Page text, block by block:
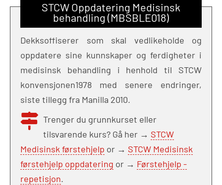
STCW Oppdatering Medisinsk
behandling (MBSBLE018)
Dekksoffiserer som skal vedlikeholde og
oppdatere sine kunnskaper og ferdigheter i
medisinsk behandling i henhold til STCW
konvensjonen1978 med senere endringer,
siste tillegg fra Manilla 2010.
Trenger du grunnkurset eller
tilsvarende kurs? Gå her → STCW
Medisinsk førstehjelp or → STCW Medisinsk
førstehjelp oppdatering or → Førstehjelp -
repetisjon.